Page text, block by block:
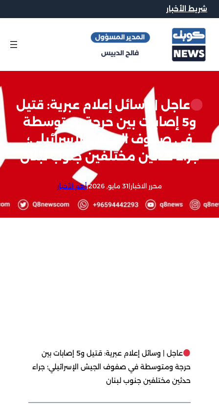
شريط الأخبار
عاجل | وسائل إعلام عبرية: قتيل
و5 إصابات بين حرجة ومتوسطة
في صفوف الجيش الإسرائيلي؛
جراء حدثين مختلفين جنوب لبنان
محرر الاخبار|31 مايو, 2026 |أهم الأخبار
عاجل | وسائل إعلام عبرية: قتيل و5 إصابات بين
حرجة ومتوسطة في صفوف الجيش الإسرائيلي؛ جراء
حدثين مختلفين جنوب لبنان